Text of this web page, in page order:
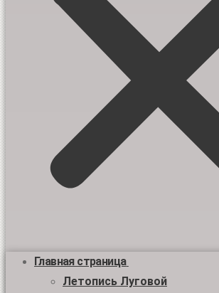
Главная страница
Летопись Луговой